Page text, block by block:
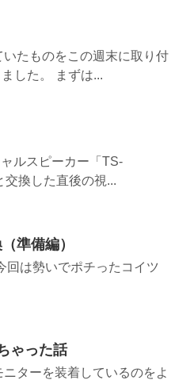
たものをこの週末に取り付
した。 まずは...
ルスピーカー「TS-
換した直後の視...
準備編）
回は勢いでポチったコイツ
ゃった話
ターを装着しているのをよ